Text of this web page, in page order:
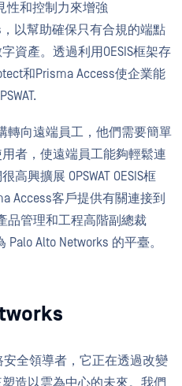
性和控制力來增強
，以幫助確保只有合規的端點
資產。透過利用OESIS框架存
和Prisma Access使企業能
轉向遠端員工，他們需要簡單
者，使遠端員工能夠輕鬆連
興擴展 OPSWAT OESIS框
Access客戶提供有關連接到
品管理和工程高階副總裁
Alto Networks 的平臺。
安全領導者，它正在透過改變
造以雲為中心的未來。我們